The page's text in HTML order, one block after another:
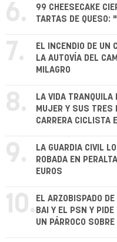
6.
99 CHEESECAKE
TARTAS DE QUESO:
7.
EL INCENDIO DE UN
LA AUTOVÍA DEL
MILAGRO
8.
LA VIDA TRANQUILA
MUJER Y SUS TRES
CARRERA CICLISTA
9.
LA GUARDIA CIVIL
ROBADA EN
EUROS
10. EL ARZOBISPADO
BAI Y EL PSN Y
UN PÁRROCO SOBRE